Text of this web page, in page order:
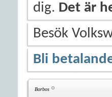
dig. Det är
Besök
Bli
Borbos